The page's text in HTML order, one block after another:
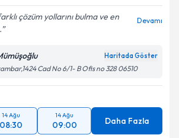
işlenmesine ilişkinAydınlatma
ve kişisel verilerimin belirtilen
çözüm yollarını bulma ve en
Devamı
Haritada Göster
Cad No 6/1- B Ofis no 328 06510
14 Ağu
08:30
14 Ağu
09:00 Daha Fazla